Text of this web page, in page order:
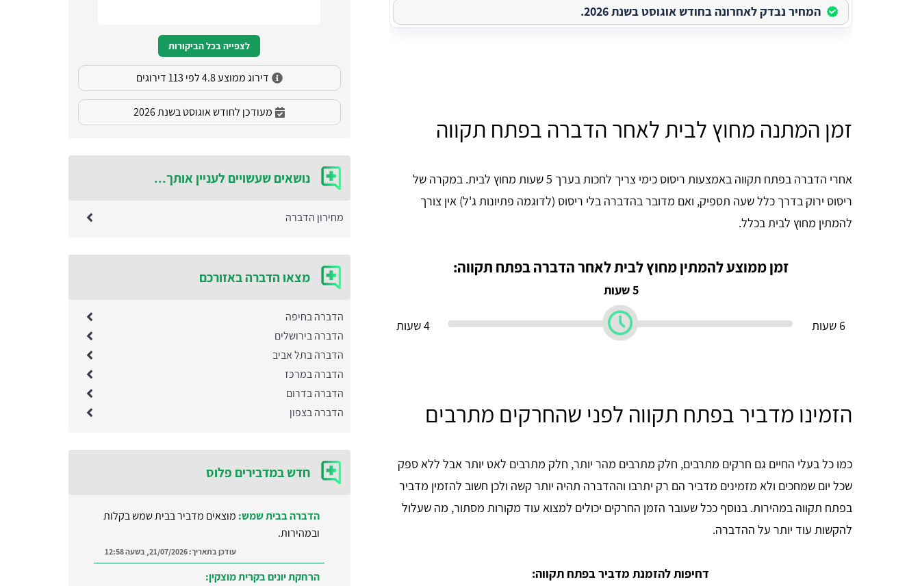
המחיר נבדק לאחרונה בחודש אוגוסט בשנת 2026.
זמן המתנה מחוץ לבית לאחר הדברה בפתח תקווה
אחרי הדברה בפתח תקווה באמצעות ריסוס כימי צריך לחכות בערך 5 שעות מחוץ לבית. במקרה של
ריסוס ירוק בדרך כלל שעה תספיק, ואם מדובר בהדברה בלי ריסוס (לדוגמה פתיונות ג'ל) אין צורך
להמתין מחוץ לבית בכלל.
זמן ממוצע להמתין מחוץ לבית לאחר הדברה בפתח תקווה:
5 שעות
6 שעות 4 שעות
הזמינו מדביר בפתח תקווה לפני שהחרקים מתרבים
כמו כל בעלי החיים גם חרקים מתרבים, חלק מתרבים מהר יותר, חלק מתרבים לאט יותר אבל ללא ספק
שכל יום שמחכים ולא מזמינים מדביר הם רק יתרבו וההדברה תהיה יותר קשה ולכן חשוב להזמין מדביר
בפתח תקווה במהירות. בנוסף ככל שעובר הזמן החרקים יכולים למצוא עוד מקורות מסתור, מה שעלול
להקשות עוד יותר על ההדברה.
דחיפות להזמנת מדביר בפתח תקווה:
לצפייה בכל הביקורות
דירוג ממוצע 4.8 לפי 113 דירוגים
מעודכן לחודש אוגוסט בשנת 2026
נושאים שעשויים לעניין אותך...
מחירון הדברה
מצאו הדברה באזורכם
הדברה בחיפה
הדברה בירושלים
הדברה בתל אביב
הדברה במרכז
הדברה בדרום
הדברה בצפון
חדש במדבירים פלוס
הדברה בבית שמש: מוצאים מדביר בבית שמש בקלות
ובמהירות.
עודכן בתאריך:21/07/2026, בשעה 12:58
הרחקת יונים בקרית מוצקין: